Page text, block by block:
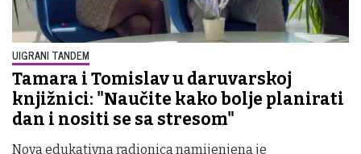
UIGRANI TANDEM
Tamara i Tomislav u daruvarskoj
knjižnici: "Naučite kako bolje planirati
dan i nositi se sa stresom"
Nova edukativna radionica namijenjena je